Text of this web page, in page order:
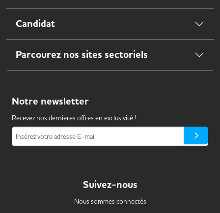
Candidat
Parcourez nos sites sectoriels
Notre newsletter
Recevez nos dernières offres en exclusivité !
Insérez votre adresse E-mail
Suivez-nous
Nous sommes connectés